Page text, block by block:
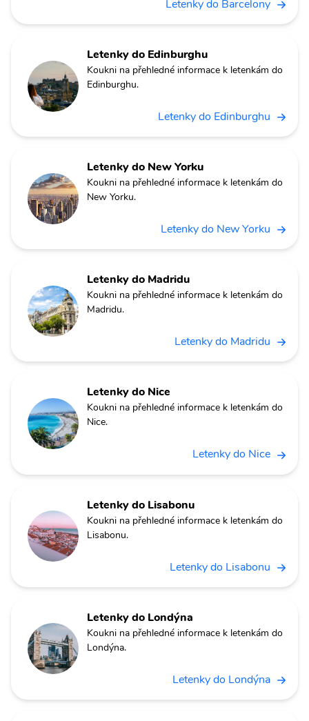
Letenky do Barcelony
Letenky do Edinburghu
Koukni na přehledné informace k letenkám do
Edinburghu.
Letenky do Edinburghu
Letenky do New Yorku
Koukni na přehledné informace k letenkám do
New Yorku.
Letenky do New Yorku
Letenky do Madridu
Koukni na přehledné informace k letenkám do
Madridu.
Letenky do Madridu
Letenky do Nice
Koukni na přehledné informace k letenkám do
Nice.
Letenky do Nice
Letenky do Lisabonu
Koukni na přehledné informace k letenkám do
Lisabonu.
Letenky do Lisabonu
Letenky do Londýna
Koukni na přehledné informace k letenkám do
Londýna.
Letenky do Londýna